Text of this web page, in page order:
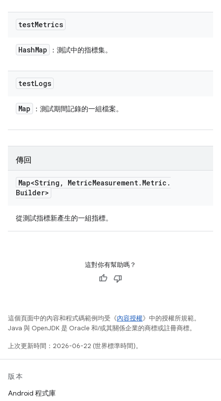
testMetrics
HashMap ：測試中的指標集。
testLogs
Map ：測試期間記錄的一組檔案。
傳回
Map<String , MetricMeasurement. Metric .
Builder>
從測試指標新產生的一組指標。
這對你有幫助嗎？
這個頁面中的內容和程式碼範例均受《內容授權》中的授權所規範。
Java 與 OpenJDK 是 Oracle 和/或其關係企業的商標或註冊商標。
上次更新時間：2026-06-22 (世界標準時間)。
版本
Android 程式庫